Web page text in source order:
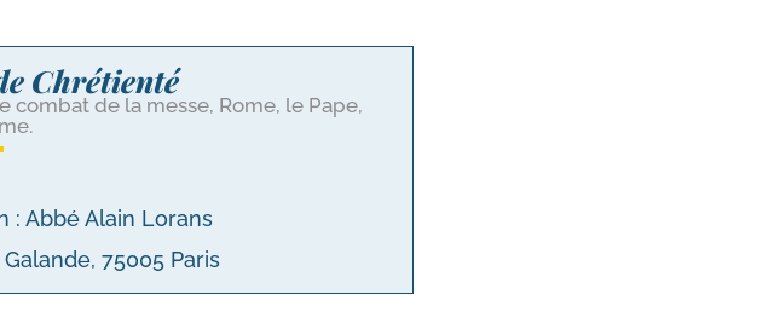
Chrétienté
combat de la messe, Rome, le Pape,
: Abbé Alain Lorans
75005 Paris